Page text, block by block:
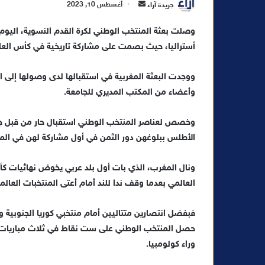
جريدة آراء
س
ل
ر
ي
ن
ي
أغسطس 10, 2023
وصلت بعثة المنتخب الوطني لكرة القدم النسوية،
أستراليا، حيث بصمت على مشاركة تاريخية في كأس العالم
ووجدت البعثة المغربية في استقبالها لدى وصولها إلى
وأعضاء من المكتب المديري للجامعة.
وخصص لعناصر المنتخب الوطني استقبال حار من قبل
الأطلس ببلوغهن دور الثمن في أول مشاركة لهن في
ونال المغرب، الذي بات أول بلد عربي يخوض نهائيات
العالمي بعدما وقف ندا للند أمام أعتى المنتخبات
فبفضل انتصارين متتاليين أمام منتخبي كوريا الجنوبية
حصل المنتخب الوطني على ست نقاط في ثلاث مباريات
وراء كولومبيا.